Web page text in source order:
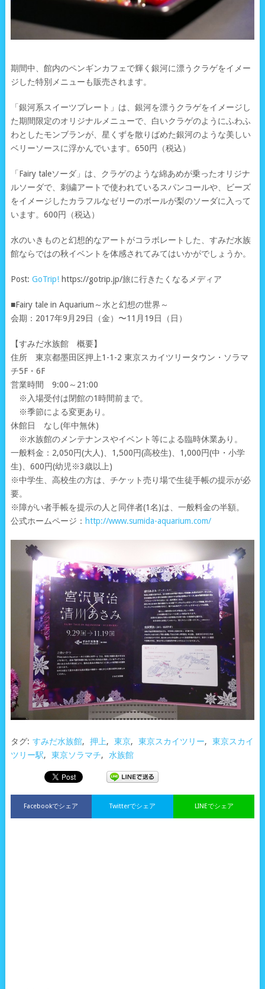
期間中、館内のペンギンカフェで輝く銀河に漂うクラゲをイメー
ジした特別メニューも販売されます。
「銀河系スイーツプレート」は、銀河を漂うクラゲをイメージし
た期間限定のオリジナルメニューで、白いクラゲのようにふわふ
わとしたモンブランが、星くずを散りばめた銀河のような美しい
ベリーソースに浮かんでいます。650円（税込）
「Fairy taleソーダ」は、クラゲのような綿あめが乗ったオリジナ
ルソーダで、刺繍アートで使われているスパンコールや、ビーズ
をイメージしたカラフルなゼリーのボールが梨のソーダに入って
います。600円（税込）
水のいきものと幻想的なアートがコラボレートした、すみだ水族
館ならではの秋イベントを体感されてみてはいかがでしょうか。
Post: GoTrip!https://gotrip.jp/旅に行きたくなるメディア
■Fairy tale in Aquarium～水と幻想の世界～
会期：2017年9月29日（金）〜11月19日（日）
【すみだ水族館 概要】
住所 東京都墨田区押上1-1-2 東京スカイツリータウン・ソラマ
チ5F・6F
営業時間 9:00～21:00
※入場受付は閉館の1時間前まで。
※季節による変更あり。
休館日 なし(年中無休)
※水族館のメンテナンスやイベント等による臨時休業あり。
一般料金：2,050円(大人)、1,500円(高校生)、1,000円(中・小学
生)、600円(幼児※3歳以上)
※中学生、高校生の方は、チケット売り場で生徒手帳の提示が必
要。
※障がい者手帳を提示の人と同伴者(1名)は、一般料金の半額。
公式ホームページ： http://www.sumida-aquarium.com/
タグ: すみだ水族館, 押上, 東京, 東京スカイツリー,
東京スカイ
ツリー駅, 東京ソラマチ, 水族館
Facebookでシェア LINEでシェア
Twitterでシェア